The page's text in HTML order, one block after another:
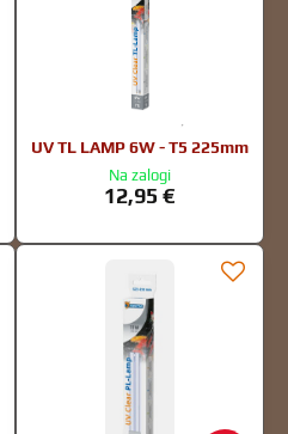
UV TL LAMP 6W - T5 225mm
Na zalogi
12,95 €